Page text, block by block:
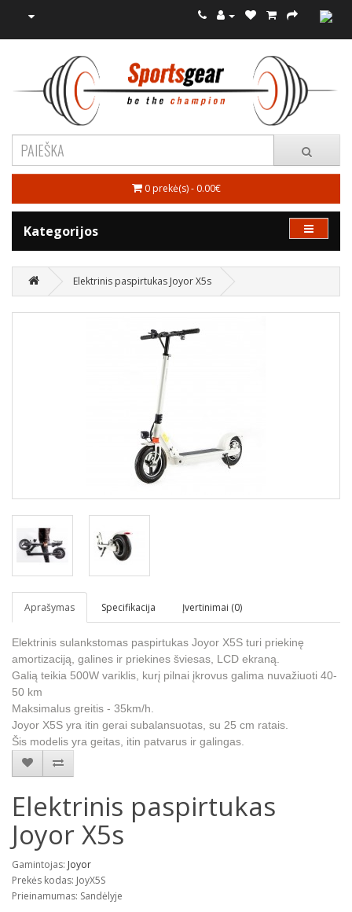
0 prekė(s) - 0.00€
Kategorijos
Elektrinis paspirtukas Joyor X5s
Aprašymas Specifikacija Įvertinimai (0)
Elektrinis sulankstomas paspirtukas Joyor X5S turi priekinę
amortizaciją, galines ir priekines šviesas, LCD ekraną.
Galią teikia 500W variklis, kurį pilnai įkrovus galima nuvažiuoti 40-
50 km
Maksimalus greitis - 35km/h.
Joyor X5S yra itin gerai subalansuotas, su 25 cm ratais.
Šis modelis yra geitas, itin patvarus ir galingas.
Elektrinis paspirtukas
Joyor X5s
Gamintojas: Joyor
Prekės kodas: JoyX5S
Prieinamumas: Sandėlyje